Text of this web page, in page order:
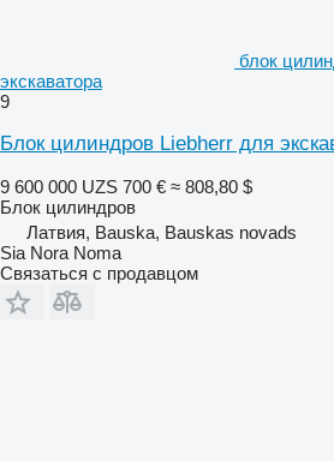
блок
экскаватора
9
Блок цилиндров Liebherr для
9 600 000 UZS 700 € ≈ 808,80 $
Блок цилиндров
Латвия, Bauska, Bauskas novads
Sia Nora Noma
Связаться с продавцом